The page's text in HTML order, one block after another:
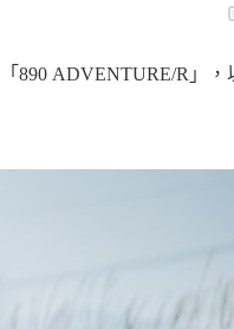
890 ADVENTURE/R」，